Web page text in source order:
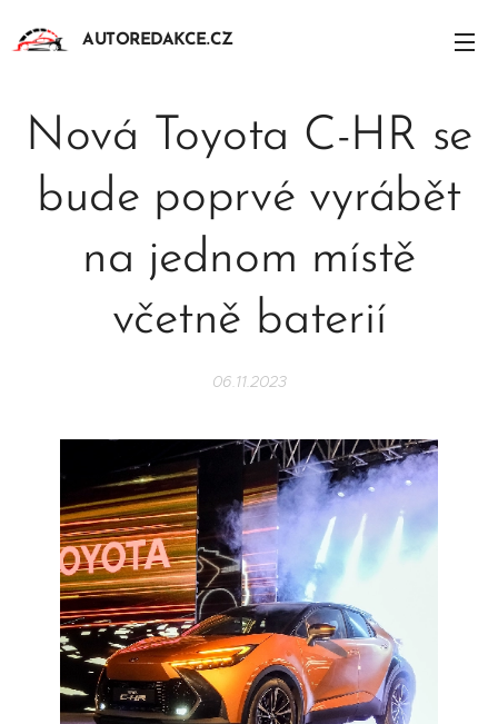
AUTOREDAKCE.CZ
Nová Toyota C-HR se
bude poprvé vyrábět
na jednom místě
včetně baterií
06.11.2023